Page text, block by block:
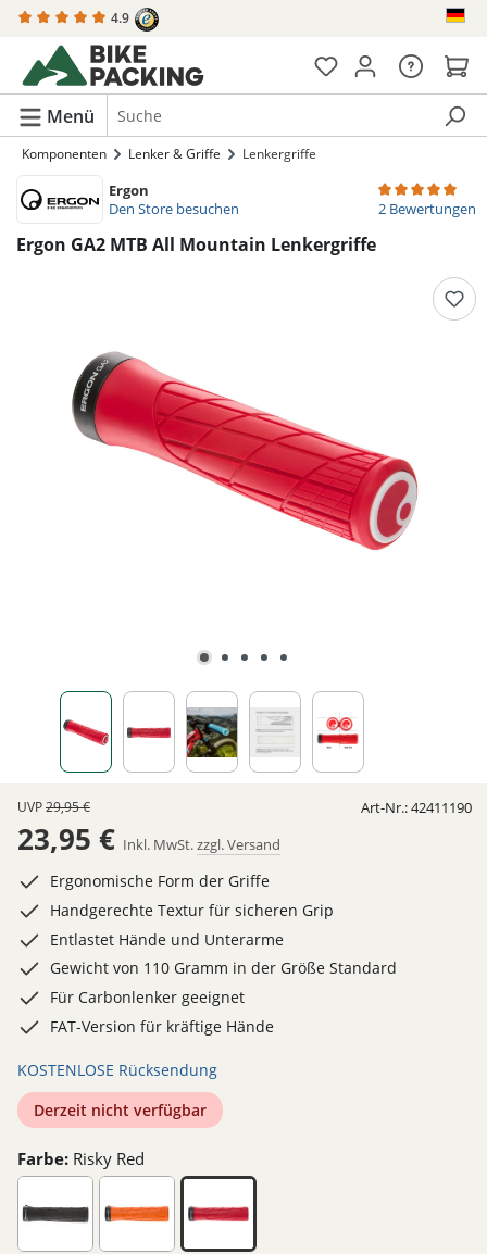
springen 4.9
Menü
Komponenten Lenker & Griffe Lenkergriffe
Ergon
Den Store besuchen
Ergon GA2 MTB All Mountain Lenkergriffe
2 Bewertungen
UVP29,95 €
23,95 € Inkl. MwSt.zzgl. Versand
Ergonomische Form der Griffe
Handgerechte Textur für sicheren Grip
Entlastet Hände und Unterarme
Gewicht von 110 Gramm in der Größe Standard
Für Carbonlenker geeignet
FAT-Version für kräftige Hände
KOSTENLOSE Rücksendung
Derzeit nicht verfügbar
Farbe: Risky Red
Art-Nr.:42411190